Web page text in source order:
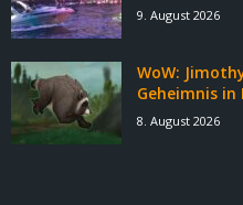
9. August 2026
WoW:
Geheimnis in
8. August 2026